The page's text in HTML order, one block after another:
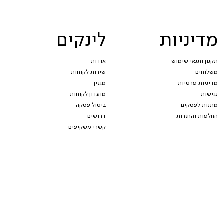
מדיניות
תקנון ותנאי שימוש
משלוחים
מדיניות פרטיות
נגישות
מתנות לעסקים
החלפות והחזרות
לינקים
אודות
שירות לקוחות
מגזין
מועדון לקוחות
ביטול עסקה
דרושים
קשרי משקיעים